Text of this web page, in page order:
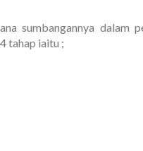
sumbangannya dalam
tahap iaitu ;